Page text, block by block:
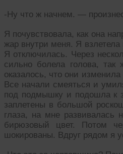
-Ну что ж начнем. —
Я почувствовала, как она
жар внутри меня. Я
Я отключилась. Через
сильно болела голова,
оказалось, что они
Все начали смеяться и
под подмышку и подошла к
заплетены в большой
глаза, на мне
бирюзовый цвет. Потом
шокированы. Вдруг рядом я